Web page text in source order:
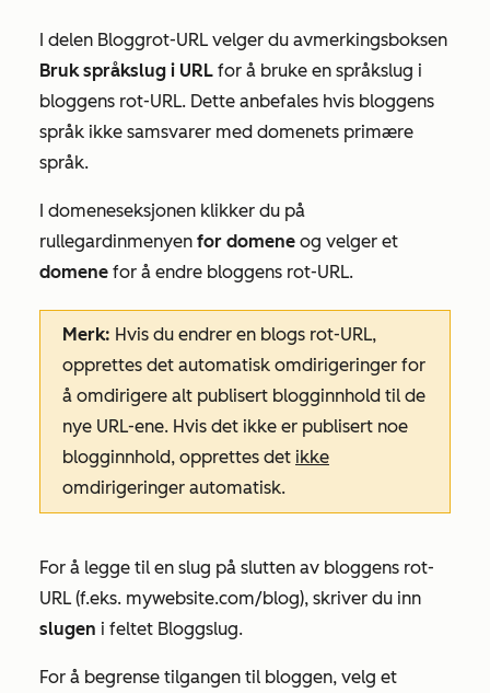
I delen Bloggrot-URL velger du avmerkingsboksen
Bruk språkslug i URL for å bruke en språkslug i
bloggens rot-URL. Dette anbefales hvis bloggens
språk ikke samsvarer med domenets primære
språk.
domeneseksjonen klikker du på
rullegardinmenyen for domene og velger et
domene for å endre bloggens rot-URL.
Merk: Hvis du endrer en blogs rot-URL,
opprettes det automatisk omdirigeringer for
å omdirigere alt publisert blogginnhold til de
nye URL-ene. Hvis det ikke er publisert noe
blogginnhold, opprettes det ikke
omdirigeringer automatisk.
For å legge til en slug på slutten av bloggens rot-
URL (f.eks. mywebsite.com/blog), skriver du inn
slugen i feltet Bloggslug.
For å begrense tilgangen til bloggen, velg et